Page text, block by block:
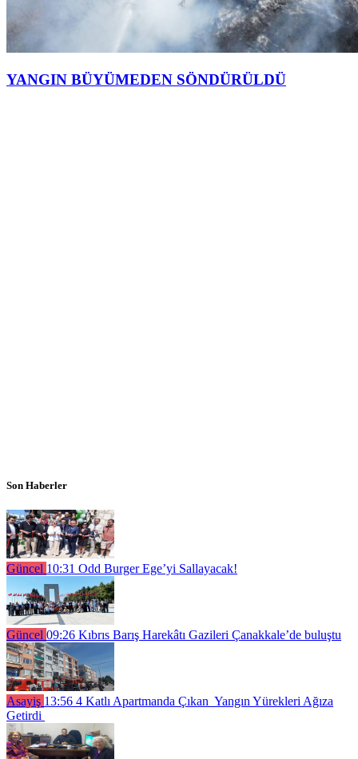
YANGIN BÜYÜMEDEN SÖNDÜRÜLDÜ
Son Haberler
Güncel 10:31 Odd Burger Ege’yi Sallayacak!
Güncel 09:26 Kıbrıs Barış Harekâtı Gazileri Çanakkale’de buluştu
Asayiş 13:56 4 Katlı Apartmanda Çıkan Yangın Yürekleri Ağıza
Getirdi